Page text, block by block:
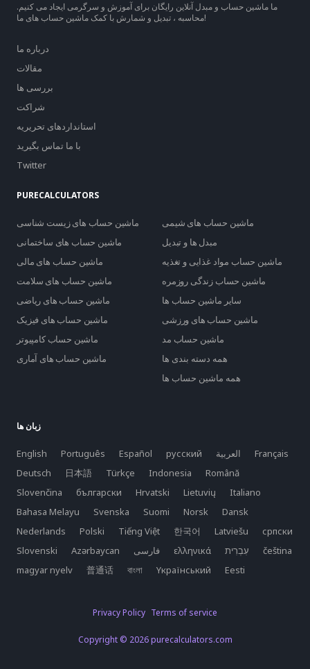
ما ماشین حساب و مبدل آنلاین رایگان برای آموزش و سرگرمی ایجاد می کنیم.
محاسبه ، تبدیل و شمارش با کمک ماشین حساب های ما!
درباره ما
مقالات
بررسی ها
شراکت
استانداردهای تحریریه
با ما تماس بگیرید
Twitter
PURECALCULATORS
ماشین حساب های زیست شناسی
ماشین حساب های شیمی
ماشین حساب های ساختمانی
مبدل ها و تبدیل
ماشین حساب های مالی
ماشین حساب مواد غذایی و تغذیه
ماشین حساب های سلامت
ماشین حساب زندگی روزمره
ماشین حساب های ریاضی
سایر ماشین حساب ها
ماشین حساب های فیزیک
ماشین حساب های ورزشی
ماشین حساب کامپیوتر
ماشین حساب مد
ماشین حساب های آماری
همه دسته بندی ها
همه ماشین حساب ها
زبان ها
English Português Español русский العربية
Français
Deutsch
日本語 Türkçe Indonesia
Română
Slovenčina
български Hrvatski Lietuvių
Italiano
Bahasa Melayu
Svenska Suomi Norsk
Dansk
Nederlands
Polski Tiếng Việt 한국어 Latviešu
српски
Slovenski
Azərbaycan فارسی ελληνικά
čeština
magyar nyelv
普通话 বাংলা Yкраїнський Eesti
Privacy Policy Terms of service
Copyright © 2026 purecalculators.com